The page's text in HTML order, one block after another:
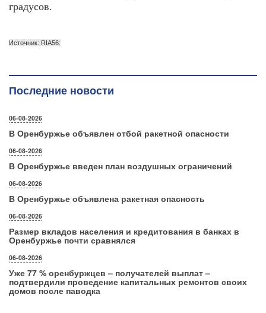
градусов.
Источник: RIA56:
Последние новости
06-08-2026
В Оренбуржье объявлен отбой ракетной опасности
06-08-2026
В Оренбуржье введен план воздушных ограничений
06-08-2026
В Оренбуржье объявлена ракетная опасность
06-08-2026
Размер вкладов населения и кредитования в банках в
Оренбуржье почти сравнялся
06-08-2026
Уже 77 % оренбуржцев – получателей выплат –
подтвердили проведение капитальных ремонтов своих
домов после паводка